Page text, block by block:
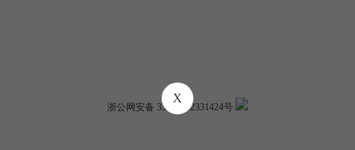
X
浙公网安备 33100402331424号